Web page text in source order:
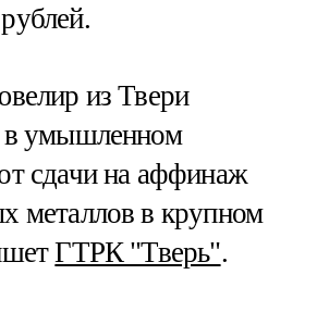
из Твери
в умышленном
сдачи на аффинаж
металлов в крупном
ГТРК "Тверь".